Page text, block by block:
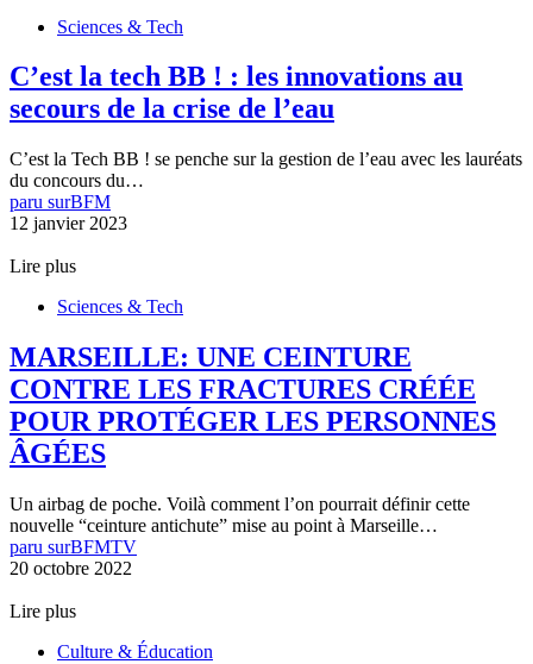
Sciences & Tech
C’est la tech BB ! : les innovations au
secours de la crise de l’eau
C’est la Tech BB ! se penche sur la gestion de l’eau avec les lauréats
du concours du…
paru surBFM
12 janvier 2023
Lire plus
Sciences & Tech
MARSEILLE: UNE CEINTURE
CONTRE LES FRACTURES CRÉÉE
POUR PROTÉGER LES PERSONNES
ÂGÉES
Un airbag de poche. Voilà comment l’on pourrait définir cette
nouvelle “ceinture antichute” mise au point à Marseille…
paru surBFMTV
20 octobre 2022
Lire plus
Culture & Éducation